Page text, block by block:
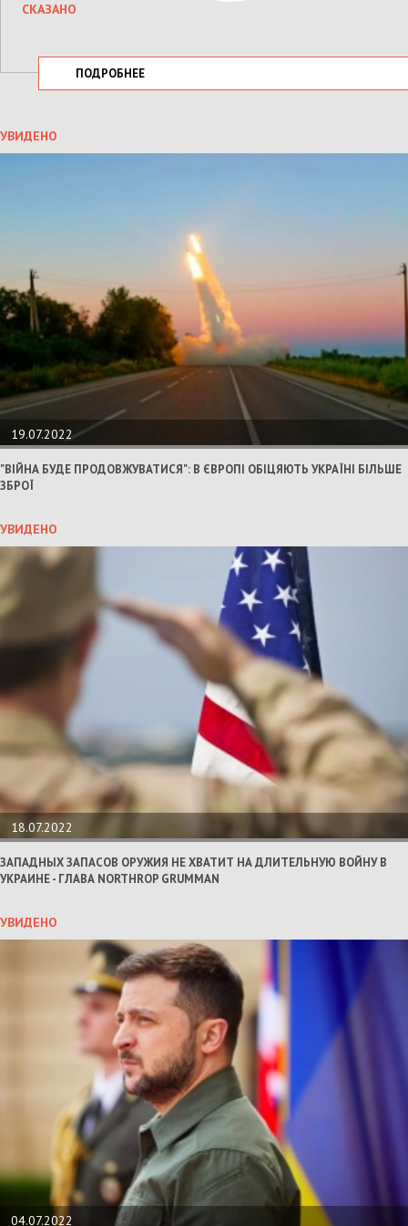
СКАЗАНО
ПОДРОБНЕЕ
УВИДЕНО
19.07.2022
"ВІЙНА БУДЕ ПРОДОВЖУВАТИСЯ": В ЄВРОПІ ОБІЦЯЮТЬ УКРАЇНІ БІЛЬШЕ
ЗБРОЇ
УВИДЕНО
18.07.2022
ЗАПАДНЫХ ЗАПАСОВ ОРУЖИЯ НЕ ХВАТИТ НА ДЛИТЕЛЬНУЮ ВОЙНУ В
УКРАИНЕ - ГЛАВА NORTHROP GRUMMAN
УВИДЕНО
04.07.2022